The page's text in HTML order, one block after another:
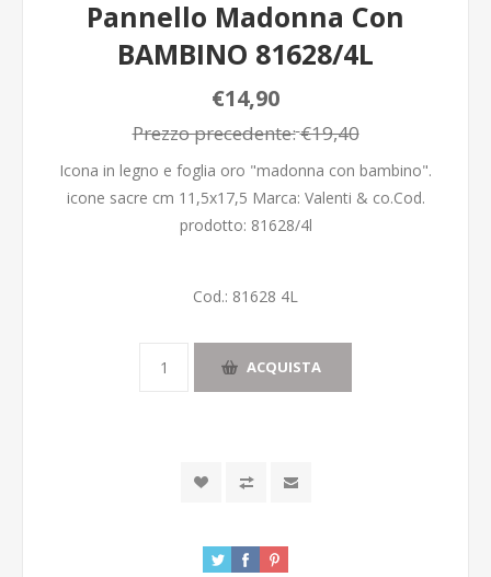
Pannello Madonna Con
BAMBINO 81628/4L
€14,90
Prezzo precedente:€19,40
Icona in legno e foglia oro "madonna con bambino".
icone sacre cm 11,5x17,5 Marca: Valenti & co.Cod.
prodotto: 81628/4l
Cod.: 81628 4L
ACQUISTA